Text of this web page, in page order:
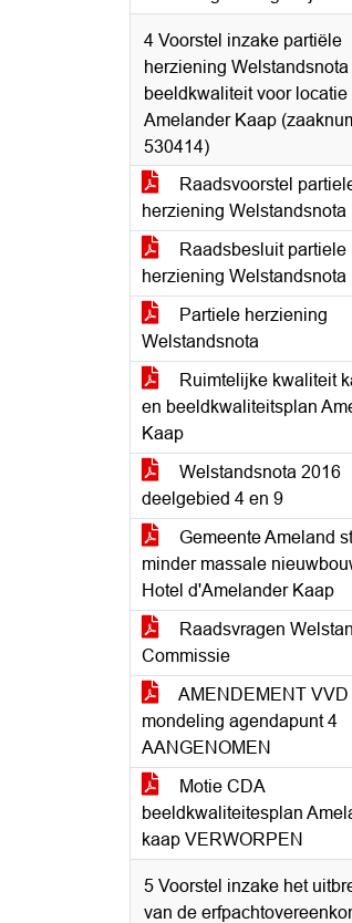
4 Voorstel inzake partiële
herziening Welstandsnota
beeldkwaliteit voor locatie
Amelander Kaap
530414)
Raadsvoorstel
herziening Welstandsnota
Raadsbesluit partiele
herziening Welstandsnota
Partiele herziening
Welstandsnota
Ruimtelijke kwaliteit
en beeldkwaliteitsplan
Kaap
Welstandsnota 2016
deelgebied 4 en 9
Gemeente Ameland
minder massale
Hotel d'Amelander Kaap
Raadsvragen
Commissie
AMENDEMENT VVD
mondeling agendapunt 4
AANGENOMEN
Motie CDA
beeldkwaliteitesplan
kaap VERWORPEN
5 Voorstel inzake het
van de